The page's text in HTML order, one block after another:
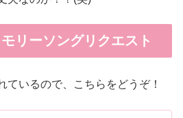
リーソングリクエスト
ているので、こちらをどうぞ！